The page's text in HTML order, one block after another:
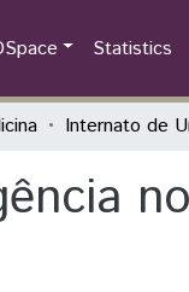
Statistics